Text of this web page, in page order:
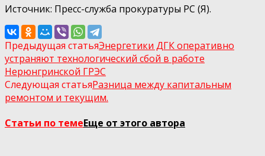
Источник: Пресс-служба прокуратуры РС (Я).
Предыдущая статьяЭнергетики ДГК оперативно
устраняют технологический сбой в работе
Нерюнгринской ГРЭС
Следующая статьяРазница между капитальным
ремонтом и текущим.
Статьи по темеЕще от этого автора